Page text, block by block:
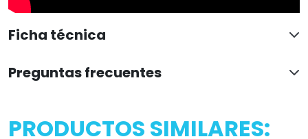
Ficha técnica
Preguntas frecuentes
PRODUCTOS SIMILARES: